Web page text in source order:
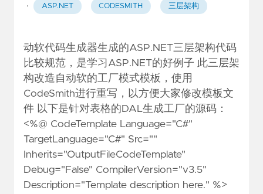
·
ASP.NET CODESMITH 三层架构
动软代码生成器生成的ASP.NET三层架构代码
比较规范，是学习ASP.NET的好例子 此三层架
构改造自动软的工厂模式模板，使用
CodeSmith进行重写，以方便大家修改模板文
件 以下是针对表格的DAL生成工厂的源码：
<%@ CodeTemplate Language="C#"
TargetLanguage="C#" Src=""
Inherits="OutputFileCodeTemplate"
Debug="False" CompilerVersion="v3.5"
Description="Template description here." %>